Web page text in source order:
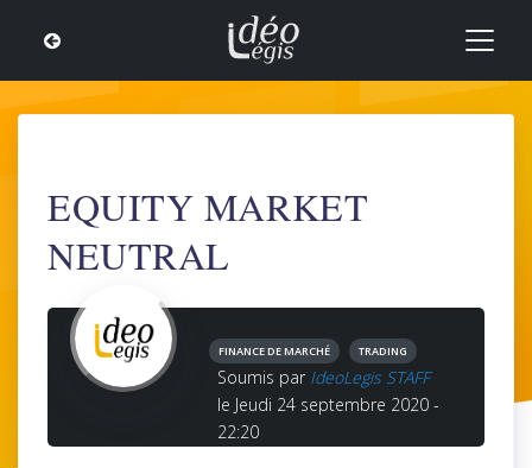
EQUITY MARKET
NEUTRAL
FINANCE DE MARCHÉ TRADING
Soumis par IdeoLegis STAFF
le Jeudi 24 septembre 2020 -
22:20